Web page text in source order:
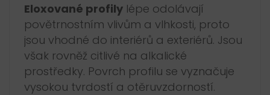
Eloxované profilylépe odolávají
povětrnostním vlivům a vlhkosti, proto
jsou vhodné do interiérů a exteriérů. Jsou
však rovněž citlivé na alkalické
prostředky. Povrch profilu se vyznačuje
vysokou tvrdostí a otěruvzdorností.